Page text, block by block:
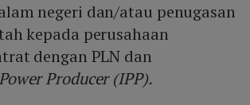
negeri dan/atau penugasan
kepada perusahaan
dengan PLN dan
Producer (IPP).